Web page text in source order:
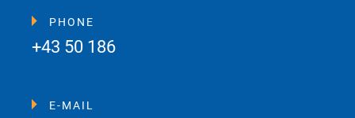
PHONE
+43 50 186
E-MAIL